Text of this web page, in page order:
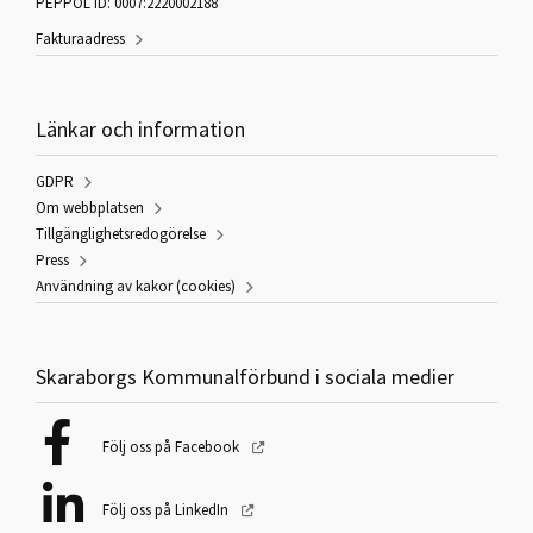
Fakturaadress
Länkar och information
GDPR
Om webbplatsen
Tillgänglighetsredogörelse
Press
Användning av kakor (cookies)
Skaraborgs Kommunalförbund i sociala medier
Följ oss på Facebook
Följ oss på LinkedIn